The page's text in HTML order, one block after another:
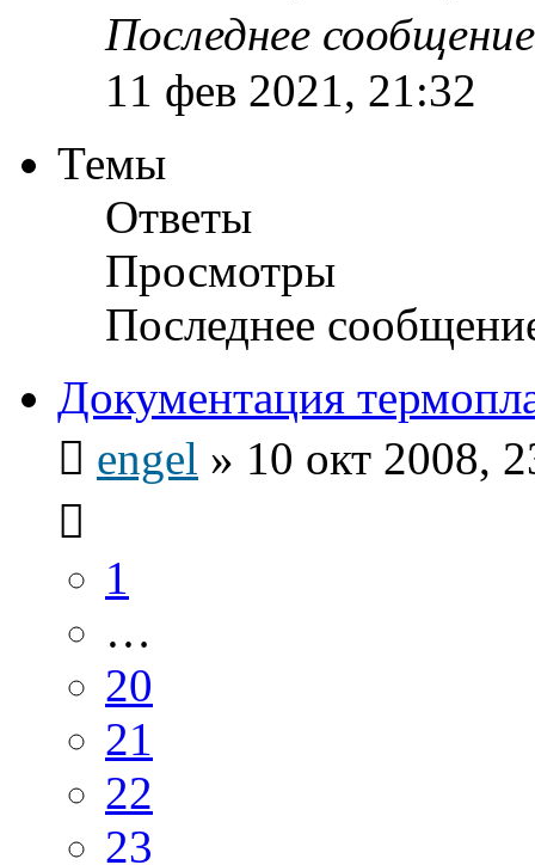
Последнее
11 фев 2021, 21:32
Темы
Ответы
Просмотры
Последнее
Документация
engel » 10 окт 2008,
1
…
20
21
22
23